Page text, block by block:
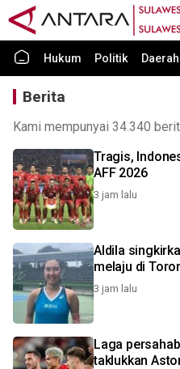
Hukum Politik Daerah
Berita
Kami mempunyai 34.340
Tragis,
AFF 2026
3 jam lalu
Aldila
melaju di
3 jam lalu
Laga
taklukkan